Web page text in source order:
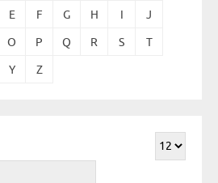
E F G H I J
O P Q R S T
Y Z